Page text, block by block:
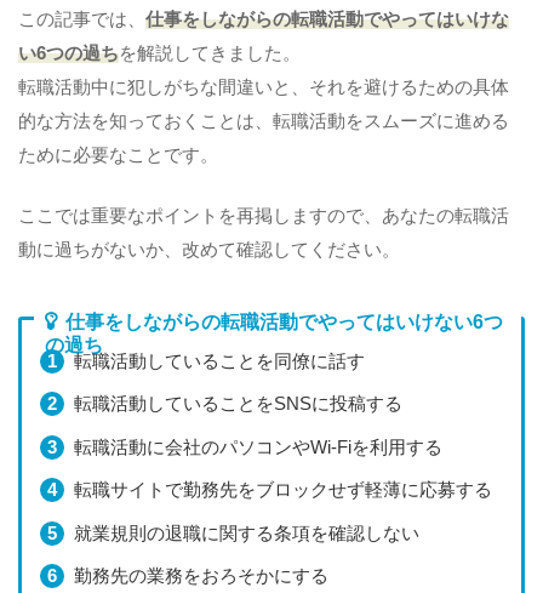
この記事では、 仕事をしながらの転職活動でやってはいけな
い6つの過ちを解説してきました。
転職活動中に犯しがちな間違いと、それを避けるための具体
的な方法を知っておくことは、転職活動をスムーズに進める
ために必要なことです。
ここでは重要なポイントを再掲しますので、あなたの転職活
動に過ちがないか、改めて確認してください。
仕事をしながらの転職活動でやってはいけない6つ
の過ち
転職活動していることを同僚に話す
転職活動していることをSNSに投稿する
転職活動に会社のパソコンやWi-Fiを利用する
転職サイトで勤務先をブロックせず軽薄に応募する
就業規則の退職に関する条項を確認しない
勤務先の業務をおろそかにする